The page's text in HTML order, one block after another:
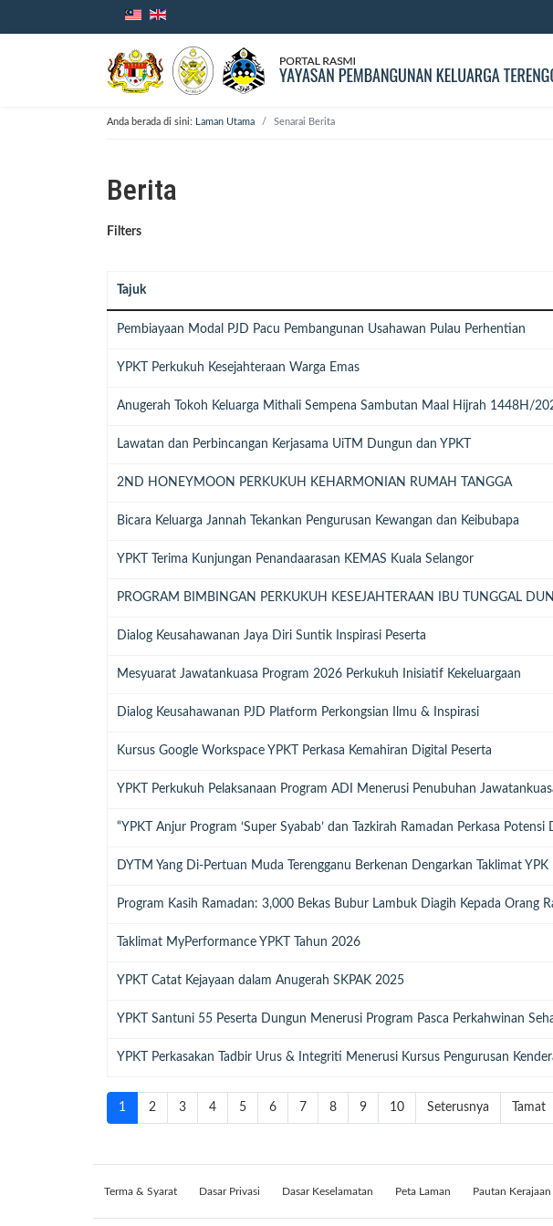
Anda berada di sini: Laman Utama Senarai Berita
Berita
Filters
Tajuk
Pembiayaan Modal PJD Pacu Pembangunan Usahawan Pulau Perhentian
YPKT Perkukuh Kesejahteraan Warga Emas
Anugerah Tokoh Keluarga Mithali Sempena Sambutan Maal Hijrah 1448H/
Lawatan dan Perbincangan Kerjasama UiTM Dungun dan YPKT
2ND HONEYMOON PERKUKUH KEHARMONIAN RUMAH TANGGA
Bicara Keluarga Jannah Tekankan Pengurusan Kewangan dan Keibubapa
YPKT Terima Kunjungan Penandaarasan KEMAS Kuala Selangor
PROGRAM BIMBINGAN PERKUKUH KESEJAHTERAAN IBU TUNGGAL
Dialog Keusahawanan Jaya Diri Suntik Inspirasi Peserta
Mesyuarat Jawatankuasa Program 2026 Perkukuh Inisiatif Kekeluargaan
Dialog Keusahawanan PJD Platform Perkongsian Ilmu & Inspirasi
Kursus Google Workspace YPKT Perkasa Kemahiran Digital Peserta
YPKT Perkukuh Pelaksanaan Program ADI Menerusi Penubuhan
“YPKT Anjur Program ‘Super Syabab’ dan Tazkirah Ramadan Perkasa Potensi
DYTM Yang Di-Pertuan Muda Terengganu Berkenan Dengarkan Taklimat
Program Kasih Ramadan: 3,000 Bekas Bubur Lambuk Diagih Kepada Orang
Taklimat MyPerformance YPKT Tahun 2026
YPKT Catat Kejayaan dalam Anugerah SKPAK 2025
YPKT Santuni 55 Peserta Dungun Menerusi Program Pasca Perkahwinan
YPKT Perkasakan Tadbir Urus & Integriti Menerusi Kursus Pengurusan
1 2 3 4 5 6 7 8 9 10 Seterusnya
Tamat
Terma & Syarat Dasar Privasi Dasar Keselamatan Peta Laman Pautan Kerajaan